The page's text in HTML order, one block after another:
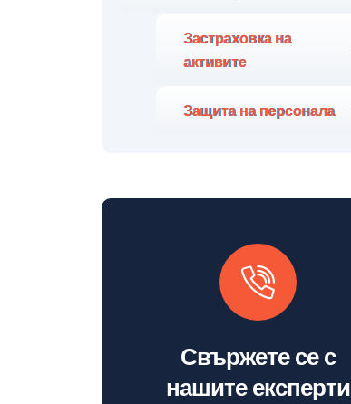
Застраховка на
активите
Защита на персонала
Свържете се с
нашите експерти